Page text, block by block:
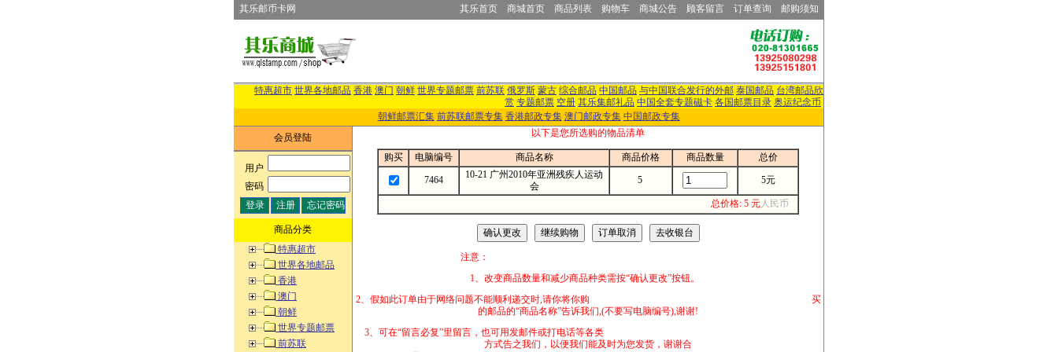
其乐邮币卡网 其乐首页 商城首页 商品列表 购物车 商城公告 顾客留言 订单查询 邮购须知
特惠超市 世界各地邮品 香港 澳门 朝鲜 世界专题邮票 前苏联 俄罗斯 蒙古 综合邮品 中国邮品 与中国联合发行的外邮 泰国邮品 台湾邮品欣
赏 专题邮票 空册 其乐集邮礼品 中国全套专题磁卡 各国邮票目录 奥运纪念币
朝鲜邮票汇集 前苏联邮票专集 香港邮政专集 澳门邮政专集 中国邮政专集
会员登陆
用户:
密码:
商品分类
特惠超市
世界各地邮品
香港
澳门
朝鲜
世界专题邮票
前苏联
以下是您所选购的物品清单
购买 电脑编号 商品名称 商品价格 商品数量 总价
7464
10-21 广州2010年亚洲残疾人运动
会
5 5元
总价格: 5 元人民币
注意：
1、改变商品数量和减少商品种类需按“确认更改”按钮。
2、假如此订单由于网络问题不能顺利递交时,请你将你购 买
的邮品的“商品名称”告诉我们,(不要写电脑编号),谢谢!
3、可在“留言必复”里留言，也可用发邮件或打电话等各类
方式告之我们，以便我们能及时为您发货，谢谢合